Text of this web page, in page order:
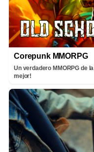
Corepunk MMORPG
Un verdadero MMORPG de
mejor!